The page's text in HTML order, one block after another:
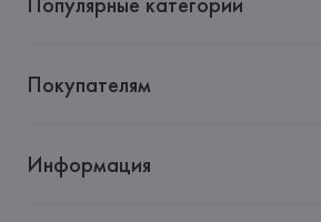
Покупателям
Информация